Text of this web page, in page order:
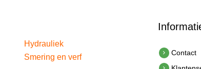
Hydrauliek
Smering en verf
Contact